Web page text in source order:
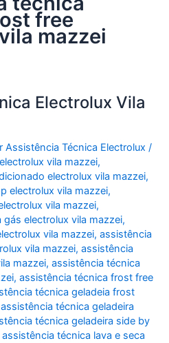
free
mazzei
Electrolux Vila
Assistência Técnica Electrolux/
vila mazzei,
electrolux vila mazzei,
electrolux vila mazzei,
vila mazzei,
electrolux vila mazzei,
vila mazzei,assistência
vila mazzei,assistência
mazzei,assistência técnica
,assistência técnica frost free
técnica geladeia frost
assistência técnica geladeira
técnica geladeira side by
assistência técnica lava e seca